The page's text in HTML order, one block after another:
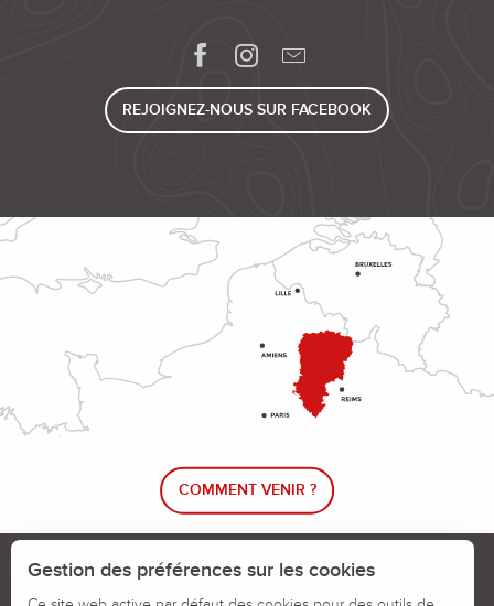
REJOIGNEZ-NOUS SUR FACEBOOK
COMMENT VENIR ?
Le blog rando !
Gestion des préférences sur les cookies